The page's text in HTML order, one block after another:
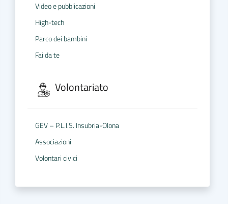
Video e pubblicazioni
High-tech
Parco dei bambini
Fai da te
Volontariato
GEV – P.L.I.S. Insubria-Olona
Associazioni
Volontari civici